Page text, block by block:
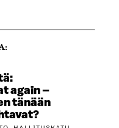
again –
tänään